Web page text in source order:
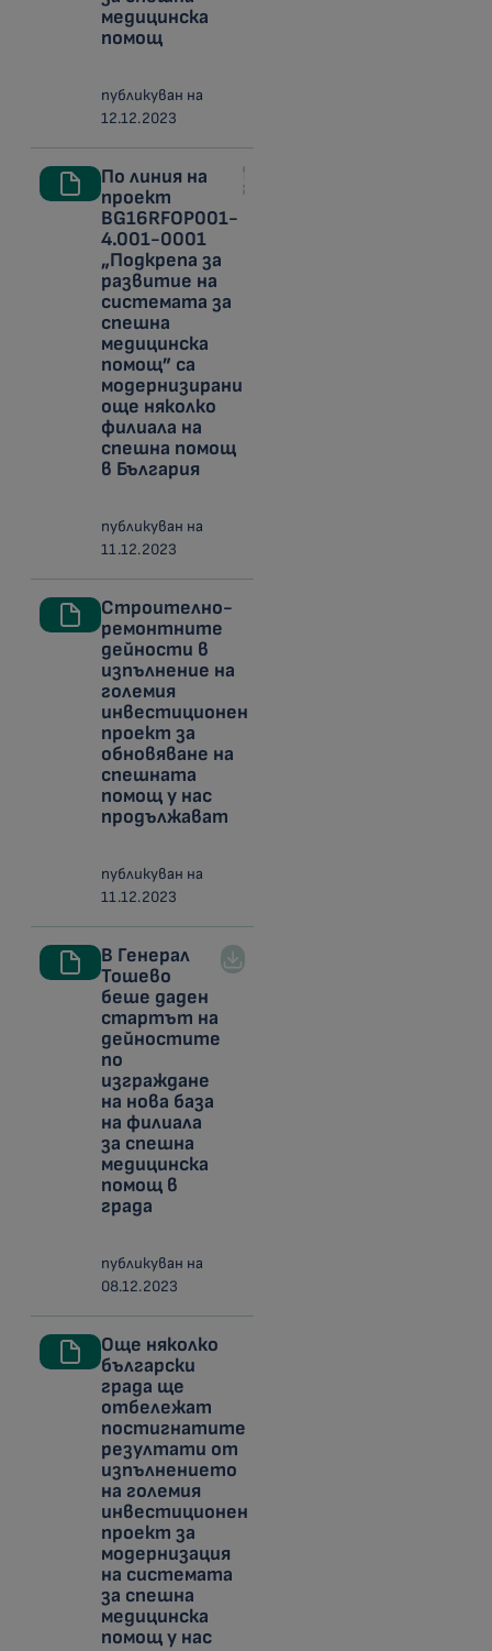
медицинска
помощ
публикуван на
12.12.2023
По линия на
проект
BG16RFOP001-
4.001-0001
„Подкрепа за
развитие на
системата за
спешна
медицинска
помощ” са
модернизирани
още няколко
филиала на
спешна помощ
в България
публикуван на
11.12.2023
Строително-
ремонтните
дейности в
изпълнение на
големия
инвестиционен
проект за
обновяване на
спешната
помощ у нас
продължават
публикуван на
11.12.2023
В Генерал
Тошево
беше даден
стартът на
дейностите
по
изграждане
на нова база
на филиала
за спешна
медицинска
помощ в
града
публикуван на
08.12.2023
Още няколко
български
града ще
отбележат
постигнатите
резултати от
изпълнението
на големия
инвестиционен
проект за
модернизация
на системата
за спешна
медицинска
помощ у нас